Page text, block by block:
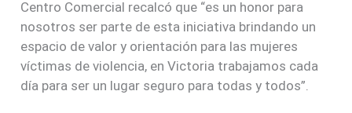
Centro Comercial recalcó que “es un honor para
nosotros ser parte de esta iniciativa brindando un
espacio de valor y orientación para las mujeres
víctimas de violencia, en Victoria trabajamos cada
día para ser un lugar seguro para todas y todos”.